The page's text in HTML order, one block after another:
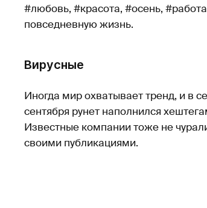
#любовь, #красота, #осень,
повседневную жизнь.
Вирусные
Иногда мир охватывает тренд, и в
сентября рунет наполнился
Известные компании тоже не
своими публикациями.